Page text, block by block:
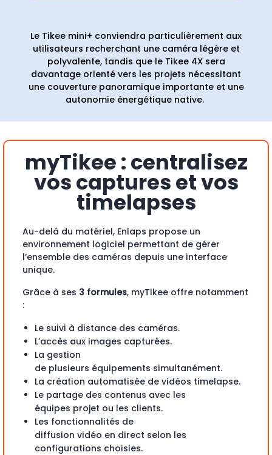
Le Tikee mini+ conviendra particulièrement aux
utilisateurs recherchant une caméra légère et
polyvalente, tandis que le Tikee 4X sera
davantage orienté vers les projets nécessitant
une couverture panoramique importante et une
autonomie énergétique native.
myTikee : centralisez
vos captures et vos
timelapses
Au-delà du matériel, Enlaps propose un
environnement logiciel permettant de gérer
l’ensemble des caméras depuis une interface
unique.
Grâce à ses 3 formules, myTikee offre notamment
:
Le suivi à distance des caméras.
L’accès aux images capturées.
La gestion
de plusieurs équipements simultanément.
La création automatisée de vidéos timelapse.
Le partage des contenus avec les
équipes projet ou les clients.
Les fonctionnalités de
diffusion vidéo en direct selon les
configurations choisies.